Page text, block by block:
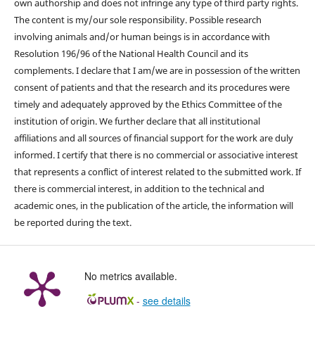
own authorship and does not infringe any type of third party rights.
The content is my/our sole responsibility. Possible research
involving animals and/or human beings is in accordance with
Resolution 196/96 of the National Health Council and its
complements. I declare that I am/we are in possession of the written
consent of patients and that the research and its procedures were
timely and adequately approved by the Ethics Committee of the
institution of origin. We further declare that all institutional
affiliations and all sources of financial support for the work are duly
informed. I certify that there is no commercial or associative interest
that represents a conflict of interest related to the submitted work. If
there is commercial interest, in addition to the technical and
academic ones, in the publication of the article, the information will
be reported during the text.
No metrics available.
- see details